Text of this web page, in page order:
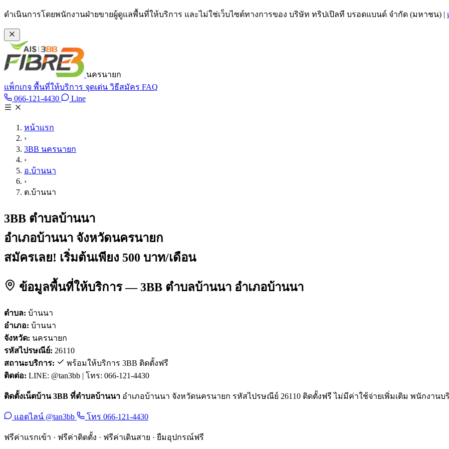
ข้ามไปเนื้อหาหลัก
ดำเนินการโดยพนักงานฝ่ายขายผู้ดูแลพื้นที่ให้บริการ และไม่ใช่เว็บไซต์ทางการของ บริษัท ทริปเปิลที บรอดแบนด์ จำกัด (มหาชน) |
นครนายก
แพ็กเกจ พื้นที่ให้บริการ จุดเด่น วิธีสมัคร FAQ
066-121-4430 โทร 066-121-4430
LineLine @tan3bb
หน้าแรก
›
3BB นครนายก
›
อ.บ้านนา
›
ต.บ้านนา
3BB ตำบลบ้านนา
อำเภอบ้านนา จังหวัดนครนายก
สมัครเลย! เริ่มต้นเพียง 500 บาท/เดือน
ข้อมูลพื้นที่ให้บริการ — 3BB ตำบลบ้านนา อำเภอบ้านนา
ตำบล: บ้านนา
อำเภอ: บ้านนา
จังหวัด: นครนายก
รหัสไปรษณีย์: 26110
สถานะบริการ:
พร้อมให้บริการ 3BB ติดตั้งฟรี
ติดต่อ: LINE: @tan3bb | โทร: 066-121-4430
ติดตั้งเน็ตบ้าน 3BB ที่ตำบลบ้านนา อำเภอบ้านนา จังหวัดนครนายก รหัสไปรษณีย์ 26110 ติดตั้งฟรี ไม่มีค่าใช้จ่ายเพิ่มเติม พนักงาน
แอดไลน์ @tan3bb โทร 066-121-4430
ฟรีค่าแรกเข้า · ฟรีค่าติดตั้ง · ฟรีค่าเดินสาย · ยืมอุปกรณ์ฟรี